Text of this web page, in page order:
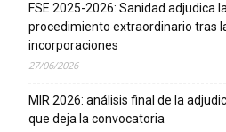
FSE 2025-2026: Sanidad adjudica
procedimiento extraordinario tras
incorporaciones
27/06/2026
MIR 2026: análisis final de la
que deja la convocatoria